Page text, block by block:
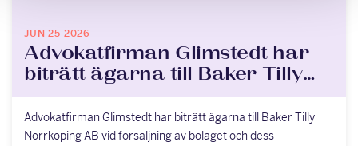
JUN 25 2026
Advokatfirman Glimstedt har
biträtt ägarna till Baker Tilly…
Advokatfirman Glimstedt har biträtt ägarna till Baker Tilly
Norrköping AB vid försäljning av bolaget och dess